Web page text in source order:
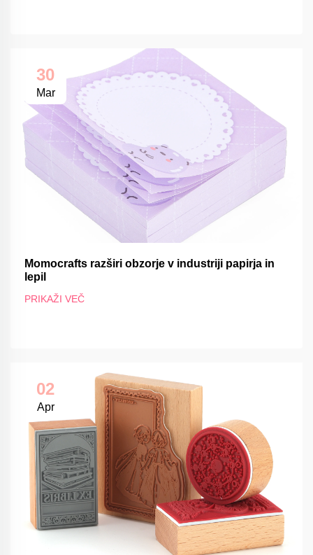
30
Mar
Momocrafts razširi obzorje v industriji papirja in
lepil
PRIKAŽI VEČ
02
Apr